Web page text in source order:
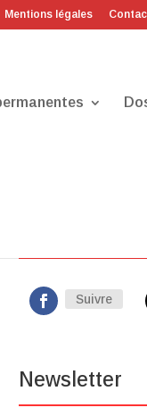
Mentions légales
Suivre
Newsletter